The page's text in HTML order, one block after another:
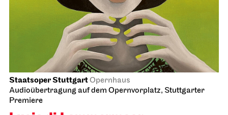
Staatsoper StuttgartOpernhaus
Audioübertragung auf dem Opernvorplatz, Stuttgarter
Premiere